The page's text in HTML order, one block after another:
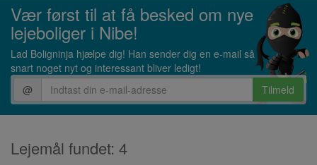
Vær først til at få besked om nye
lejeboliger i Nibe!
Lad Boligninja hjælpe dig! Han sender dig en e-mail så
snart noget nyt og interessant bliver ledigt!
@
Tilmeld
Lejemål fundet: 4